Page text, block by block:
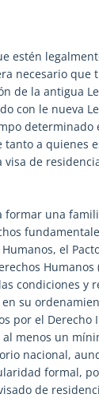
estén
necesario que
de la antigua
con le nueva
determinado
a quienes
de
una
el
Humanos
condiciones y
su
por el
menos un
nacional,
formal,
de